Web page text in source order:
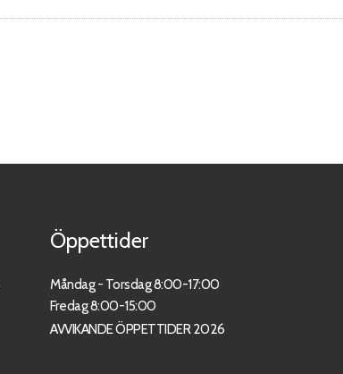
Öppettider
Måndag - Torsdag 8:00-17:00
Fredag 8:00-15:00
AVVIKANDE ÖPPETTIDER 2026